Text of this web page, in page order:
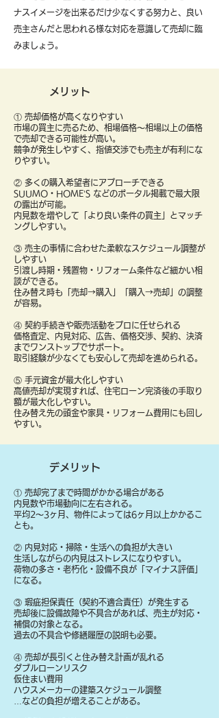
ナスイメージを出来るだけ少なくする努力と、良い
売主さんだと思われる様な対応を意識して売却に臨
みましょう。
メリット
① 売却価格が高くなりやすい
市場の買主に売るため、相場価格〜相場以上の価格
で売却できる可能性が高い。
競争が発生しやすく、指値交渉でも売主が有利にな
りやすい。
② 多くの購入希望者にアプローチできる
SUUMO・HOME’S などのポータル掲載で最大限
の露出が可能。
内見数を増やして「より良い条件の買主」とマッチ
ングしやすい。
③ 売主の事情に合わせた柔軟なスケジュール調整が
しやすい
引渡し時期・残置物・リフォーム条件など細かい相
談ができる。
住み替え時も「売却→購入」「購入→売却」の調整
が容易。
④ 契約手続きや販売活動をプロに任せられる
価格査定、内見対応、広告、価格交渉、契約、決済
までワンストップでサポート。
取引経験が少なくても安心して売却を進められる。
⑤ 手元資金が最大化しやすい
高値売却が実現すれば、住宅ローン完済後の手取り
額が最大化しやすい。
住み替え先の頭金や家具・リフォーム費用にも回し
やすい。
デメリット
① 売却完了まで時間がかかる場合がある
内見数や市場動向に左右される。
平均2〜3ヶ月、物件によっては6ヶ月以上かかるこ
とも。
② 内見対応・掃除・生活への負担が大きい
生活しながらの内見はストレスになりやすい。
荷物の多さ・老朽化・設備不良が「マイナス評価」
になる。
③ 瑕疵担保責任（契約不適合責任）が発生する
売却後に設備故障や不具合があれば、売主が対応・
補償の対象となる。
過去の不具合や修繕履歴の説明も必要。
④ 売却が長引くと住み替え計画が乱れる
ダブルローンリスク
仮住まい費用
ハウスメーカーの建築スケジュール調整
…などの負担が増えることがある。